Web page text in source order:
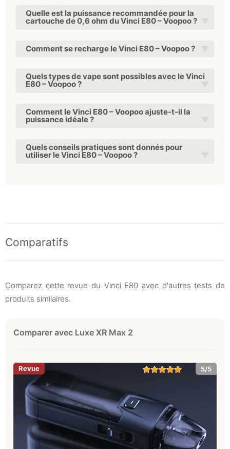
Quelle est la puissance recommandée pour la
cartouche de 0,6 ohm du Vinci E80 – Voopoo ?
Comment se recharge le Vinci E80 – Voopoo ?
Quels types de vape sont possibles avec le Vinci
E80 – Voopoo ?
Comment le Vinci E80 – Voopoo ajuste-t-il la
puissance idéale ?
Quels conseils pratiques sont donnés pour
utiliser le Vinci E80 – Voopoo ?
Comparatifs
Comparez cette revue du Vinci E80 avec d'autres tests de
produits similaires.
Comparer avec Luxe XR Max 2
5/5